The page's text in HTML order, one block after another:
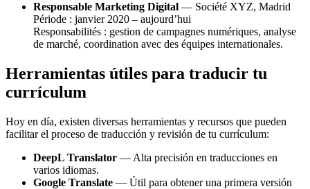
Responsable Marketing Digital — Société XYZ, Madrid
Période : janvier 2020 – aujourd’hui
Responsabilités : gestion de campagnes numériques, analyse
de marché, coordination avec des équipes internationales.
Herramientas útiles para traducir tu
currículum
Hoy en día, existen diversas herramientas y recursos que pueden
facilitar el proceso de traducción y revisión de tu currículum:
DeepL Translator — Alta precisión en traducciones en
varios idiomas.
Google Translate — Útil para obtener una primera versión